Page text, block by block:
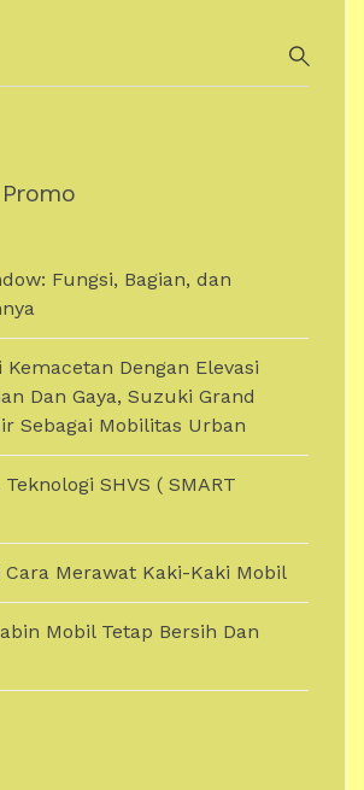
Fungsi, Bagian, dan
Dengan Elevasi
Dan Gaya, Suzuki Grand
Sebagai Mobilitas Urban
SHVS ( SMART
Merawat Kaki-Kaki Mobil
Mobil Tetap Bersih Dan